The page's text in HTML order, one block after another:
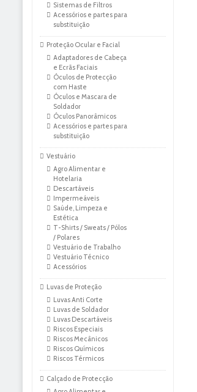
Sistemas de Filtros
Acessórios e partes para
substituição
Proteção Ocular e Facial
Adaptadores de Cabeça
e Ecrãs Faciais
Óculos de Protecção
com Haste
Óculos e Mascara de
Soldador
Óculos Panorâmicos
Acessórios e partes para
substituição
Vestuário
Agro Alimentar e
Hotelaria
Descartáveis
Impermeáveis
Saúde, Limpeza e
Estética
T-Shirts / Sweats / Pólos
/ Polares
Vestuário de Trabalho
Vestuário Técnico
Acessórios
Luvas de Proteção
Luvas Anti Corte
Luvas de Soldador
Luvas Descartáveis
Riscos Especiais
Riscos Mecânicos
Riscos Químicos
Riscos Térmicos
Calçado de Protecção